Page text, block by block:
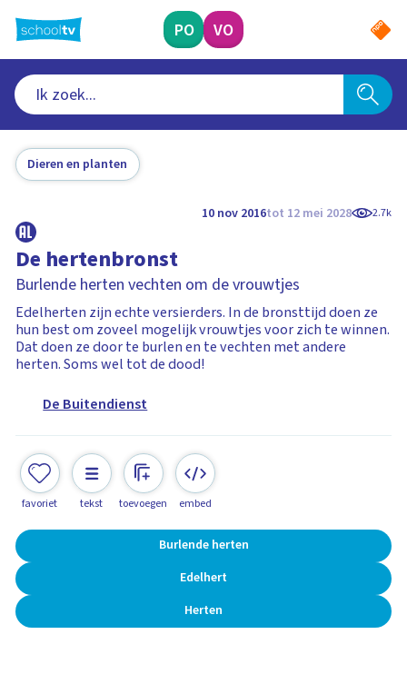
naar
hoofdinhoud
PO VO
Dieren en planten
10 nov 2016tot 12 mei 2028 2.7k
De hertenbronst
Burlende herten vechten om de vrouwtjes
Edelherten zijn echte versierders. In de bronsttijd doen ze
hun best om zoveel mogelijk vrouwtjes voor zich te winnen.
Dat doen ze door te burlen en te vechten met andere
herten. Soms wel tot de dood!
De Buitendienst
favoriet tekst toevoegen embed
Burlende herten
Edelhert
Herten